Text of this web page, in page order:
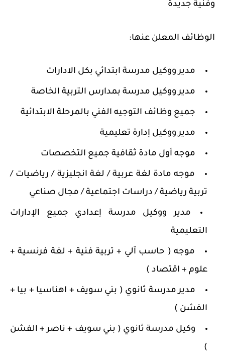
وفنية جديدة
الوظائف المعلن عنها:
مدير ووكيل مدرسة ابتدائي بكل الادارات
مدير ووكيل مدرسة بمدارس التربية الخاصة
جميع وظائف التوجيه الفني بالمرحلة الابتدائية
مدير ووكيل إدارة تعليمية
موجه أول مادة ثقافية جميع التخصصات
موجه مادة لغة عربية / لغة انجليزية / رياضيات /
تربية رياضية / دراسات اجتماعية / مجال صناعي
مدير ووكيل مدرسة إعدادي جميع الإدارات
التعليمية
موجه ( حاسب آلي + تربية فنية + لغة فرنسية +
علوم + اقتصاد )
مدير مدرسة ثانوي ( بني سويف + اهناسيا + بيا +
الفشن )
وكيل مدرسة ثانوي ( بني سويف + ناصر + الفشن
)